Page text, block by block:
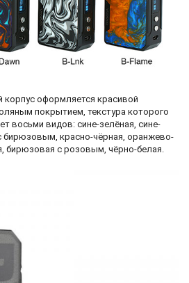
корпус оформляется красивой
покрытием, текстура которого
восьми видов: сине-зелёная, сине-
бирюзовым, красно-чёрная, оранжево-
бирюзовая с розовым, чёрно-белая.